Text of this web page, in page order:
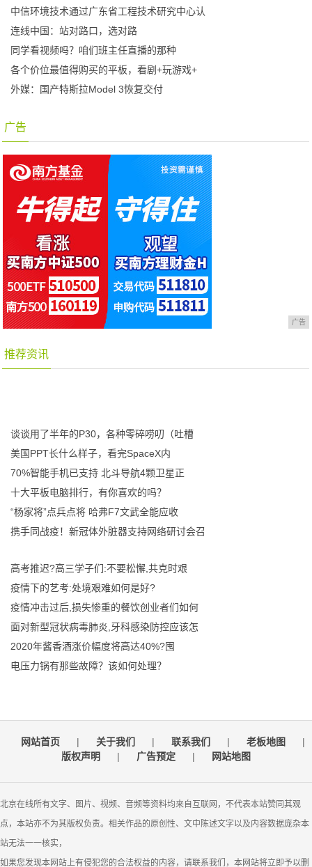
中信环境技术通过广东省工程技术研究中心认
连线中国：站对路口，选对路
同学看视频吗？咱们班主任直播的那种
各个价位最值得购买的平板，看剧+玩游戏+
外媒：国产特斯拉Model 3恢复交付
广告
广告
推荐资讯
谈谈用了半年的P30，各种零碎唠叨（吐槽
美国PPT长什么样子，看完SpaceX内
70%智能手机已支持 北斗导航4颗卫星正
十大平板电脑排行，有你喜欢的吗？
“杨家将”点兵点将 哈弗F7文武全能应收
携手同战疫！新冠体外脏器支持网络研讨会召
高考推迟?高三学子们:不要松懈,共克时艰
疫情下的艺考:处境艰难如何是好?
疫情冲击过后,损失惨重的餐饮创业者们如何
面对新型冠状病毒肺炎,牙科感染防控应该怎
2020年酱香酒涨价幅度将高达40%?囤
电压力锅有那些故障？该如何处理？
网站首页 | 关于我们 | 联系我们 | 老板地图
|
版权声明
| 广告预定 | 网站地图
北京在线所有文字、图片、视频、音频等资料均来自互联网，不代表本站赞同其观
点，本站亦不为其版权负责。相关作品的原创性、文中陈述文字以及内容数据庞杂本
站无法一一核实，
如果您发现本网站上有侵犯您的合法权益的内容，请联系我们，本网站将立即予以删